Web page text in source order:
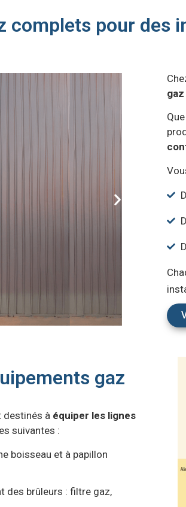
complets pour des
gaz
gaz
destinés à équiper les lignes
suivantes :
boisseau et à papillon
des brûleurs : filtre gaz,